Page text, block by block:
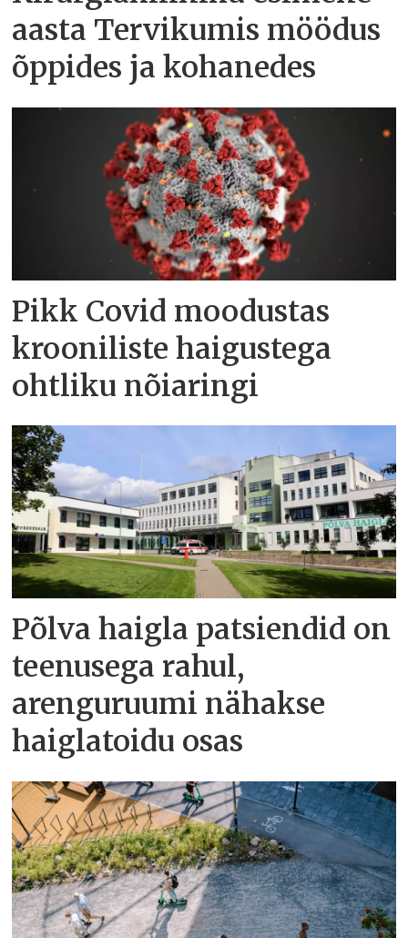
aasta Tervikumis möödus
õppides ja kohanedes
Pikk Covid moodustas
krooniliste haigustega
ohtliku nõiaringi
Põlva haigla patsiendid on
teenusega rahul,
arenguruumi nähakse
haiglatoidu osas